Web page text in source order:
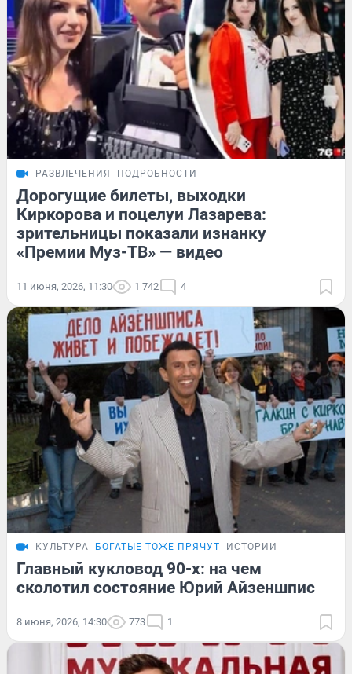
РАЗВЛЕЧЕНИЯ ПОДРОБНОСТИ
Дорогущие билеты, выходки
Киркорова и поцелуи Лазарева:
зрительницы показали изнанку
«Премии Муз-ТВ» — видео
11 июня, 2026, 11:30 1 742 4
КУЛЬТУРА БОГАТЫЕ ТОЖЕ ПРЯЧУТ ИСТОРИИ
Главный кукловод 90-х: на чем
сколотил состояние Юрий Айзеншпис
8 июня, 2026, 14:30 773 1